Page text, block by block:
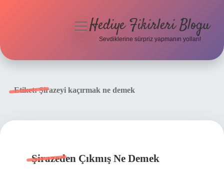
menüyüHediye Fikirleri Blogu
Sevdiklerine sürpriz yapmanın yolları!
Etiket:Şirazeyi kaçırmak ne demek
Şirazeden Çıkmış Ne Demek